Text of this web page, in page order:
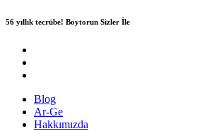
56 yıllık tecrübe! Boytorun Sizler İle
Blog
Ar-Ge
Hakkımızda